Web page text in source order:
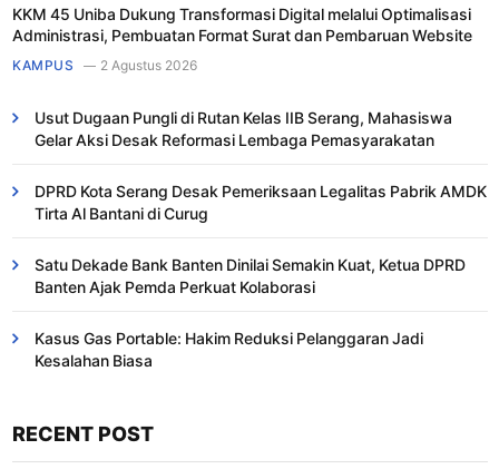
KKM 45 Uniba Dukung Transformasi Digital melalui Optimalisasi
Administrasi, Pembuatan Format Surat dan Pembaruan Website
KAMPUS 2 Agustus 2026
Usut Dugaan Pungli di Rutan Kelas IIB Serang, Mahasiswa
Gelar Aksi Desak Reformasi Lembaga Pemasyarakatan
DPRD Kota Serang Desak Pemeriksaan Legalitas Pabrik AMDK
Tirta Al Bantani di Curug
Satu Dekade Bank Banten Dinilai Semakin Kuat, Ketua DPRD
Banten Ajak Pemda Perkuat Kolaborasi
Kasus Gas Portable: Hakim Reduksi Pelanggaran Jadi
Kesalahan Biasa ​
RECENT POST